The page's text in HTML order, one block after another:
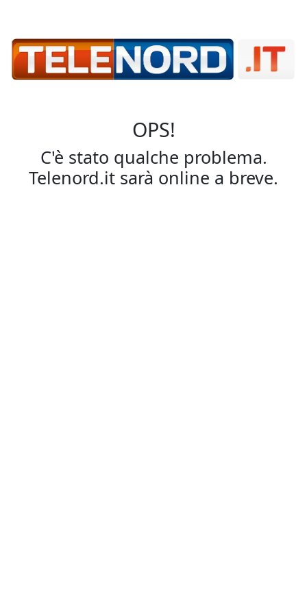
OPS!
C'è stato qualche problema.
Telenord.it sarà online a breve.